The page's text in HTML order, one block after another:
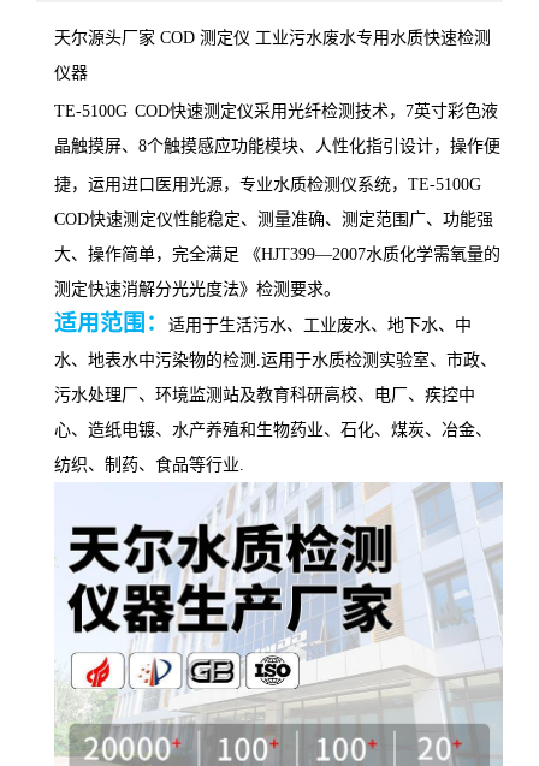
天尔源头厂家 COD 测定仪 工业污水废水专用水质快速检测
仪器
TE-5100G COD快速测定仪采用光纤检测技术，7英寸彩色液
晶触摸屏、8个触摸感应功能模块、人性化指引设计，操作便
捷，运用进口医用光源，专业水质检测仪系统， TE-5100G
COD快速测定仪性能稳定、测量准确、测定范围广、功能强
大、操作简单，完全满足 《HJT399—2007水质化学需氧量的
测定快速消解分光光度法》检测要求。
适用范围：
适用于生活污水、工业废水、地下水、中
水、地表水中污染物的检测 .运用于水质检测实验室、市政、
污水处理厂、环境监测站及教育科研高校、电厂、疾控中
心、造纸电镀、水产养殖和生物药业、石化、煤炭、冶金、
纺织、制药、食品等行业.